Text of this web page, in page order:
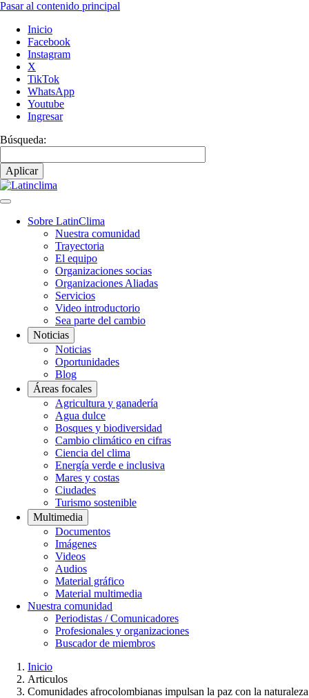
Pasar al contenido principal
Inicio
Facebook
Instagram
X
TikTok
WhatsApp
Youtube
Ingresar
Búsqueda:
Navegación
Sobre LatinClima
Nuestra comunidad
Trayectoria
El equipo
Organizaciones socias
Organizaciones Aliadas
Servicios
Video introductorio
Sea parte del cambio
Noticias
Noticias
Oportunidades
Blog
Áreas focales
Agricultura y ganadería
Agua dulce
Bosques y biodiversidad
Cambio climático en cifras
Ciencia del clima
Energía verde e inclusiva
Mares y costas
Ciudades
Turismo sostenible
Multimedia
Documentos
Imágenes
Videos
Audios
Material gráfico
Material multimedia
Nuestra comunidad
Periodistas / Comunicadores
Profesionales y organizaciones
Buscador de miembros
Ruta
Inicio
Articulos
Comunidades afrocolombianas impulsan la paz con la naturaleza